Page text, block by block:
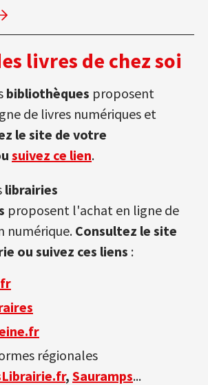
livres de chez soi
bibliothèques proposent
de livres numériques et
le site de votre
suivez ce lien.
librairies
proposent l'achat en ligne de
numérique. Consultez le site
ou suivez ces liens :
régionales
, Sauramps...